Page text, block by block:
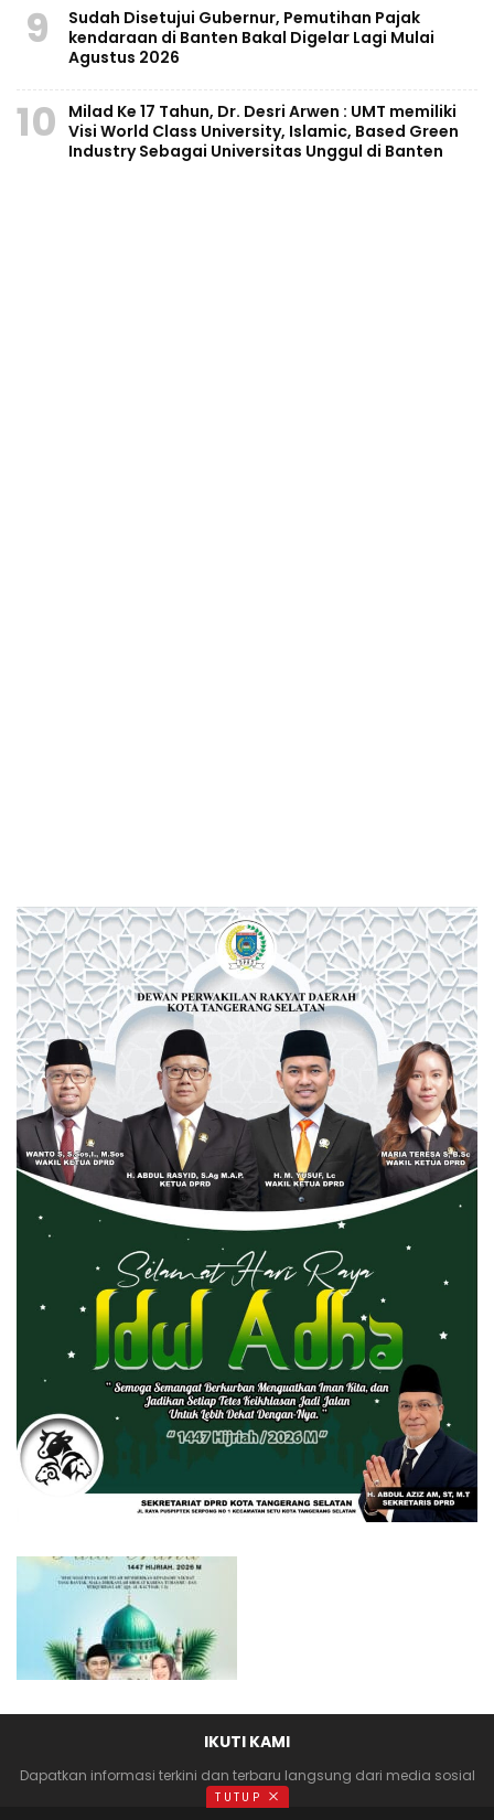
9
Sudah Disetujui Gubernur, Pemutihan Pajak
kendaraan di Banten Bakal Digelar Lagi Mulai
Agustus 2026
10
Milad Ke 17 Tahun, Dr. Desri Arwen : UMT memiliki
Visi World Class University, Islamic, Based Green
Industry Sebagai Universitas Unggul di Banten
IKUTI KAMI
Dapatkan informasi terkini dan terbaru langsung dari media sosial
anda
TUTUP